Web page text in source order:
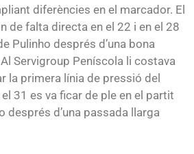
diferències en el marcador. El
de falta directa en el 22 i en el 28
Pulinho després d’una bona
Servigroup Peníscola li costava
la primera línia de pressió del
31 es va ficar de ple en el partit
després d’una passada llarga